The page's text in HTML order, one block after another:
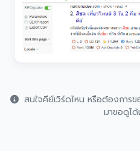
สนใจคีย์เวิร์ดไหน หรือต้องการ
มาขอดูได้